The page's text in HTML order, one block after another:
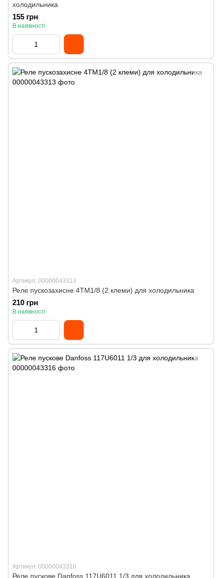
холодильника
155 грн
В наявності
Артикул: 00000043313
Реле пускозахисне 4TM1/8 (2 клеми) для холодильника
210 грн
В наявності
Артикул: 00000043316
Реле пускове Danfoss 117U6011 1/3 для холодильника